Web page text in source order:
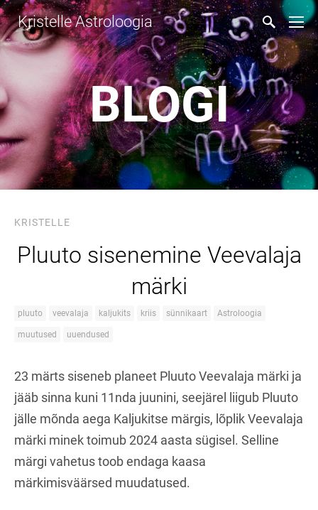
Kristelle Astroloogia
BLOGI
KRISTELLE
Pluuto sisenemine Veevalaja
märki
pluuto veevalaja kaljukits kriis sünnikaart Astroloogia
muutused uuendused
23 märts siseneb planeet Pluuto Veevalaja märki ja
jääb sinna kuni 11nda juunini, seejärel liigub Pluuto
jälle mõnda aega Kaljukitse märgis, lõplik Veevalaja
märki minek toimub 2024 aasta sügisel. Selline
märgi vahetus toob endaga kaasa
märkimisväärsed muudatused.